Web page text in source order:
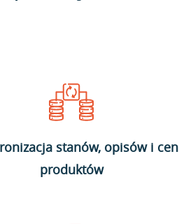
stanów, opisów i cen
produktów